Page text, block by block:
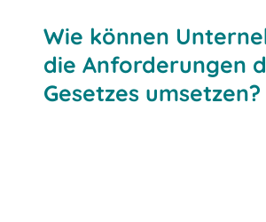
Wie können
die Anforderungen
Gesetzes umsetzen?